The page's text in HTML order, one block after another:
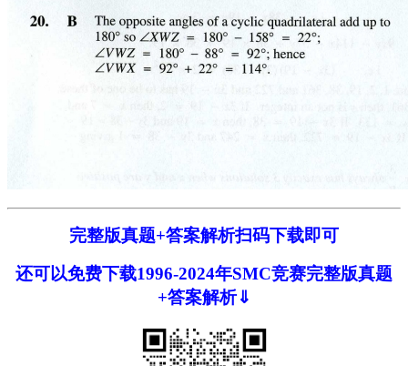
完整版真题+答案解析扫码下载即可
还可以免费下载1996-2024年SMC竞赛完整版真题
+答案解析⇓